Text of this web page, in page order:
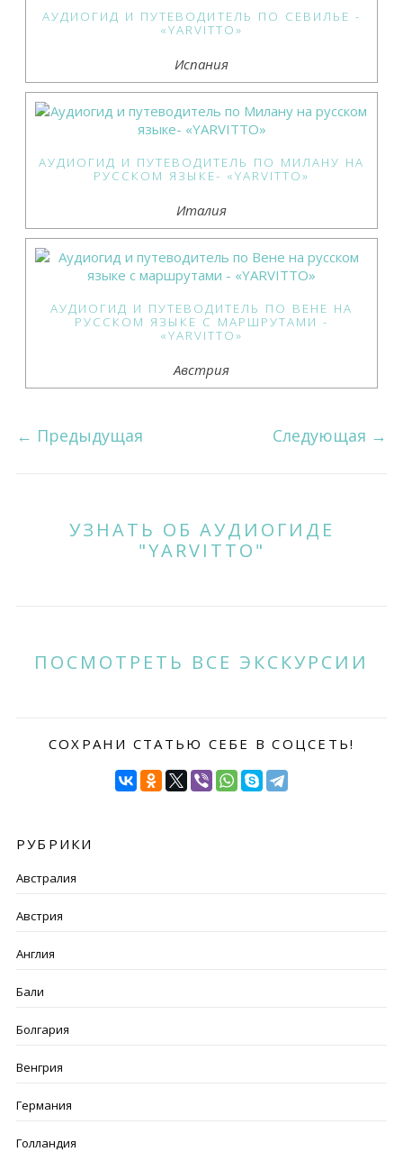
АУДИОГИД И ПУТЕВОДИТЕЛЬ ПО СЕВИЛЬЕ -
«YARVITTO»
Испания
АУДИОГИД И ПУТЕВОДИТЕЛЬ ПО МИЛАНУ НА
РУССКОМ ЯЗЫКЕ- «YARVITTO»
Италия
АУДИОГИД И ПУТЕВОДИТЕЛЬ ПО ВЕНЕ НА
РУССКОМ ЯЗЫКЕ С МАРШРУТАМИ -
«YARVITTO»
Австрия
← Предыдущая Следующая →
УЗНАТЬ ОБ АУДИОГИДЕ
"YARVITTO"
ПОСМОТРЕТЬ ВСЕ ЭКСКУРСИИ
СОХРАНИ СТАТЬЮ СЕБЕ В СОЦСЕТЬ!
РУБРИКИ
Австралия
Австрия
Англия
Бали
Болгария
Венгрия
Германия
Голландия